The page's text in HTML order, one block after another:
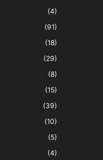
(4)
(91)
(18)
(29)
(8)
(15)
(39)
(10)
(5)
(4)